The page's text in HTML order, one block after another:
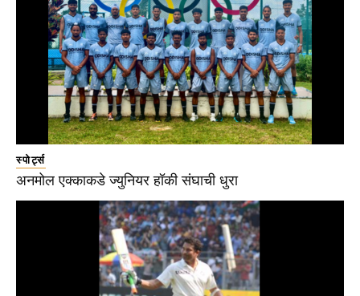
स्पोर्ट्स
अनमोल एक्काकडे ज्युनियर हॉकी संघाची धुरा